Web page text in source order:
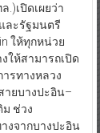
เปิดเผยว่า
ละรัฐมนตรี
ให้ทุกหน่วย
ให้สามารถเปิด
รทางหลวง
ายบางปะอิน–
ม ช่วง
งจากบางปะอิน